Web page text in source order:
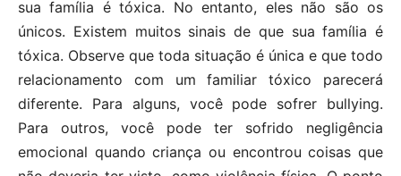
sua família é tóxica. No entanto, eles não são os
únicos. Existem muitos sinais de que sua família é
tóxica. Observe que toda situação é única e que todo
relacionamento com um familiar tóxico parecerá
diferente. Para alguns, você pode sofrer bullying.
Para outros, você pode ter sofrido negligência
emocional quando criança ou encontrou coisas que